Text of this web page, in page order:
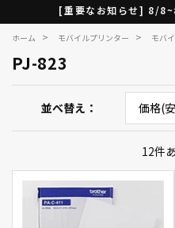
[重要なお知らせ] 8/
ホーム > モバイルプリンター > モバ
PJ-823
並べ替え
12件